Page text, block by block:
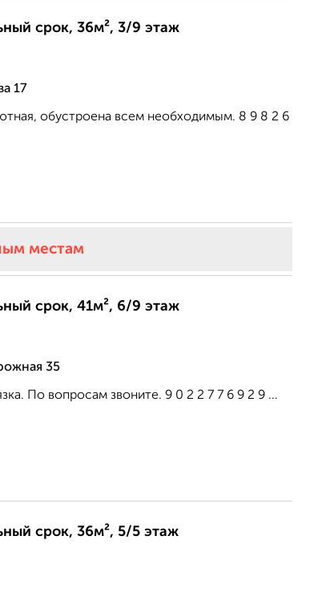
срок, 36м², 3/9 этаж
17
обустроена всем необходимым. 8 9 8 2 6
местам
срок, 41м², 6/9 этаж
35
По вопросам звоните. 9 0 2 2 7 7 6 9 2 9 ...
срок, 36м², 5/5 этаж